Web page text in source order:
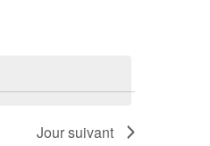
Jour suivant